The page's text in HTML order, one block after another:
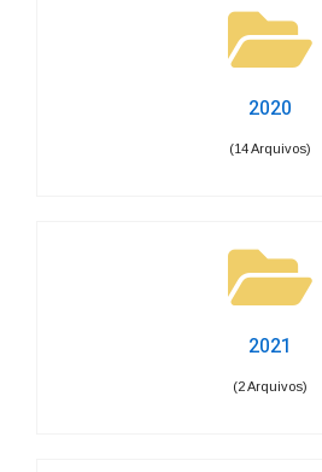
2020
(14 Arquivos)
2021
(2 Arquivos)